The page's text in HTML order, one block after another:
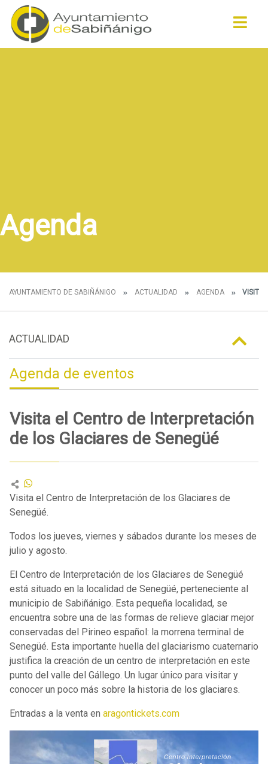
Agenda
AYUNTAMIENTO DE SABIÑÁNIGO ACTUALIDAD AGENDA VISITA
ACTUALIDAD
Agenda de eventos
Visita el Centro de Interpretación
de los Glaciares de Senegüé
Visita el Centro de Interpretación de los Glaciares de
Senegüé.
Todos los jueves, viernes y sábados durante los meses de
julio y agosto.
El Centro de Interpretación de los Glaciares de Senegüé
está situado en la localidad de Senegüé, perteneciente al
municipio de Sabiñánigo. Esta pequeña localidad, se
encuentra sobre una de las formas de relieve glaciar mejor
conservadas del Pirineo español: la morrena terminal de
Senegüé. Esta importante huella del glaciarismo cuaternario
justifica la creación de un centro de interpretación en este
punto del valle del Gállego. Un lugar único para visitar y
conocer un poco más sobre la historia de los glaciares.
Entradas a la venta en aragontickets.com